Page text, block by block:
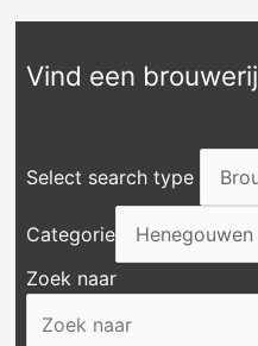
Vind een brouwerij
Select search type
Categorie
Zoek naar